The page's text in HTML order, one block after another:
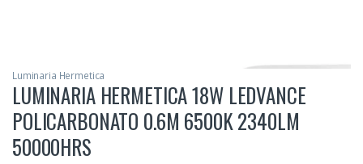
Luminaria Hermetica
LUMINARIA HERMETICA 18W LEDVANCE
POLICARBONATO 0.6M 6500K 2340LM
50000HRS